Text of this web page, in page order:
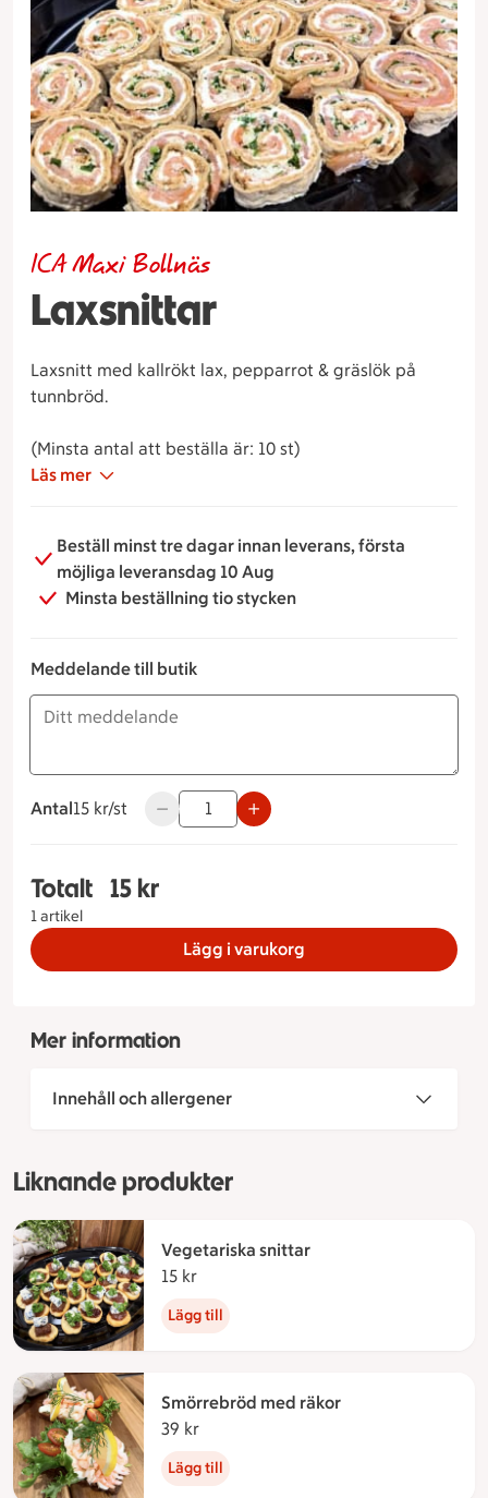
Laxsnittar
ICA Maxi Bollnäs
Laxsnitt med kallrökt lax, pepparrot & gräslök på
tunnbröd.
(Minsta antal att beställa är: 10 st)
Läs mer
Beställ minst tre dagar innan leverans, första
möjliga leveransdag 10 Aug
Minsta beställning tio stycken
Meddelande till butik
Antal
15 kronor styck
15 kr/st Använd knapparna för att minska eller
Totalt
1 artikel
Totalt 1 stycken Laxsnittar, 15 kronor
15 kr
Lägg i varukorg
Mer information
Innehåll och allergener
Liknande produkter
Vegetariska snittar
15 kr
Lägg till
Smörrebröd med räkor
39 kr
Lägg till